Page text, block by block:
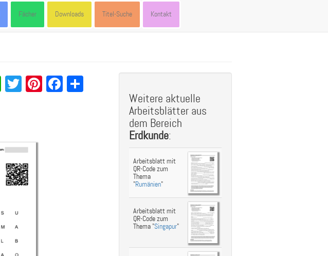
Fächer Downloads Titel-Suche Kontakt
WhatsApp
Twitter
Pinterest
Facebook
Share
Weitere aktuelle
Arbeitsblätter aus
dem Bereich
Erdkunde:
Arbeitsblatt mit
QR-Code zum
Thema
"Rumänien"
Arbeitsblatt mit
QR-Code zum
Thema "Singapur"